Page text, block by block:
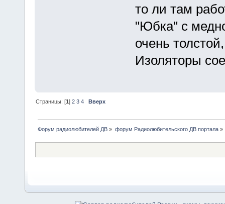
то ли там
"Юбка" с
очень
Изоляторы
Страницы: [1]2 3 4 Вверх
Форум радиолюбителей ДВ » форум Радиолюбительского ДВ портала»